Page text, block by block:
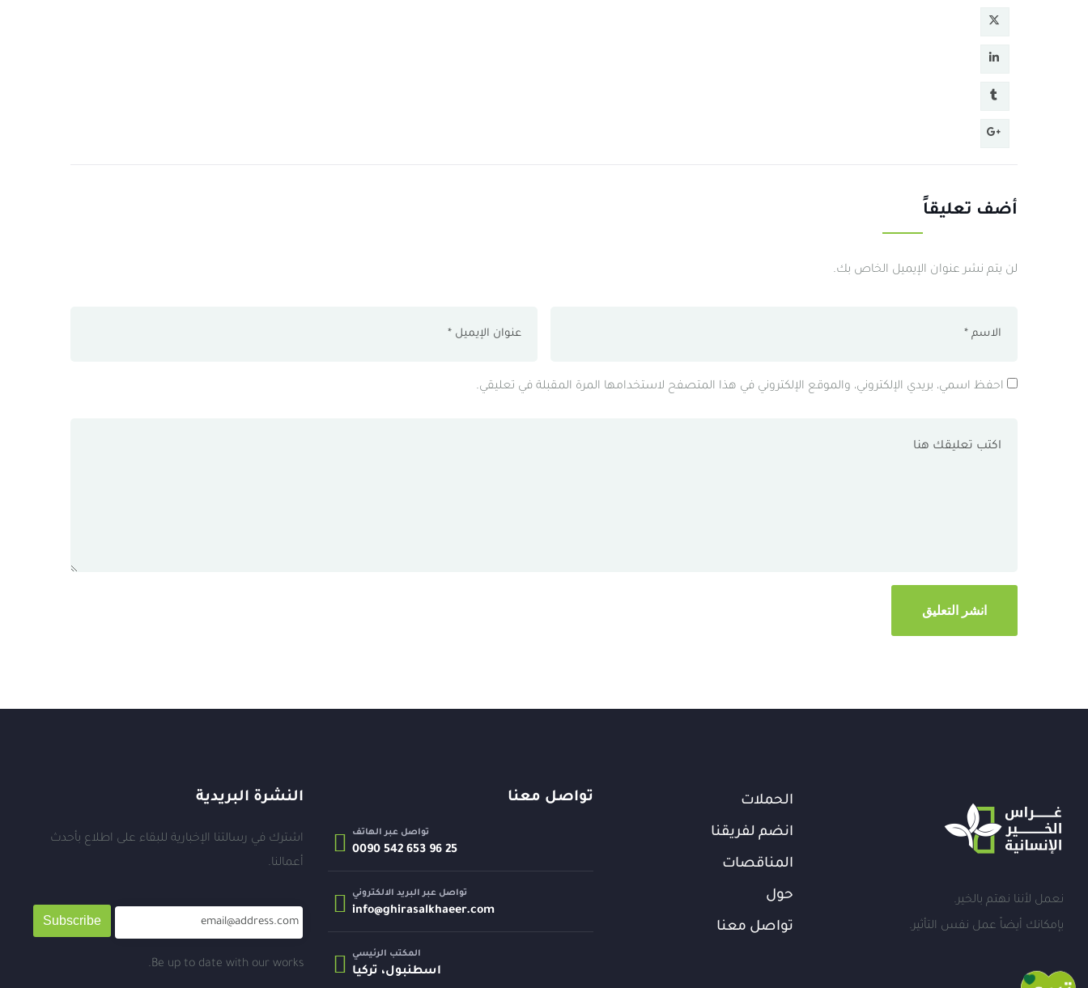
أضف تعليقاً
لن يتم نشر عنوان الإيميل الخاص بك.
احفظ اسمي، بريدي الإلكتروني، والموقع الإلكتروني في هذا المتصفح لاستخدامها المرة المقبلة في تعليقي.
نعمل لأننا نهتم بالخير.
بإمكانك أيضاً عمل نفس التأثير.
الحملات
انضم لفريقنا
المناقصات
حول
تواصل معنا
تواصل معنا
تواصل عبر الهاتف
⁦0090 542 653 96 25⁩
تواصل عبر البريد الالكتروني
info@ghirasalkhaeer.com
المكتب الرئيسي
اسطنبول، تركيا
النشرة البريدية
اشترك في رسالتنا الإخبارية للبقاء على اطلاع بأحدث
أعمالنا.
Subscribe
Be up to date with our works.